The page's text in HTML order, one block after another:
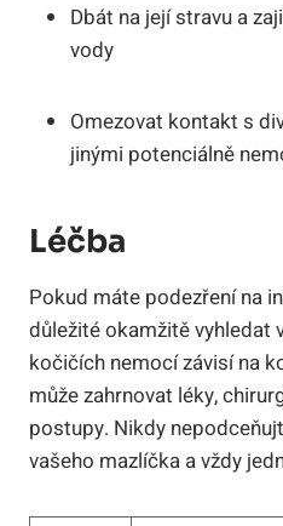
Dbát na její stravu a
vody
Omezovat kontakt s
jinými potenciálně
Léčba
Pokud máte podezření na
důležité okamžitě vyhledat
kočičích nemocí závisí na
může zahrnovat léky,
postupy. Nikdy
vašeho mazlíčka a vždy